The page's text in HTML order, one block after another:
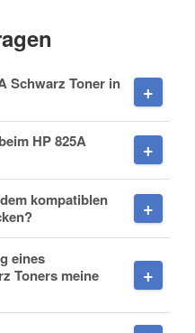
Schwarz Toner in
HP 825A
kompatiblen
eines
Toners meine